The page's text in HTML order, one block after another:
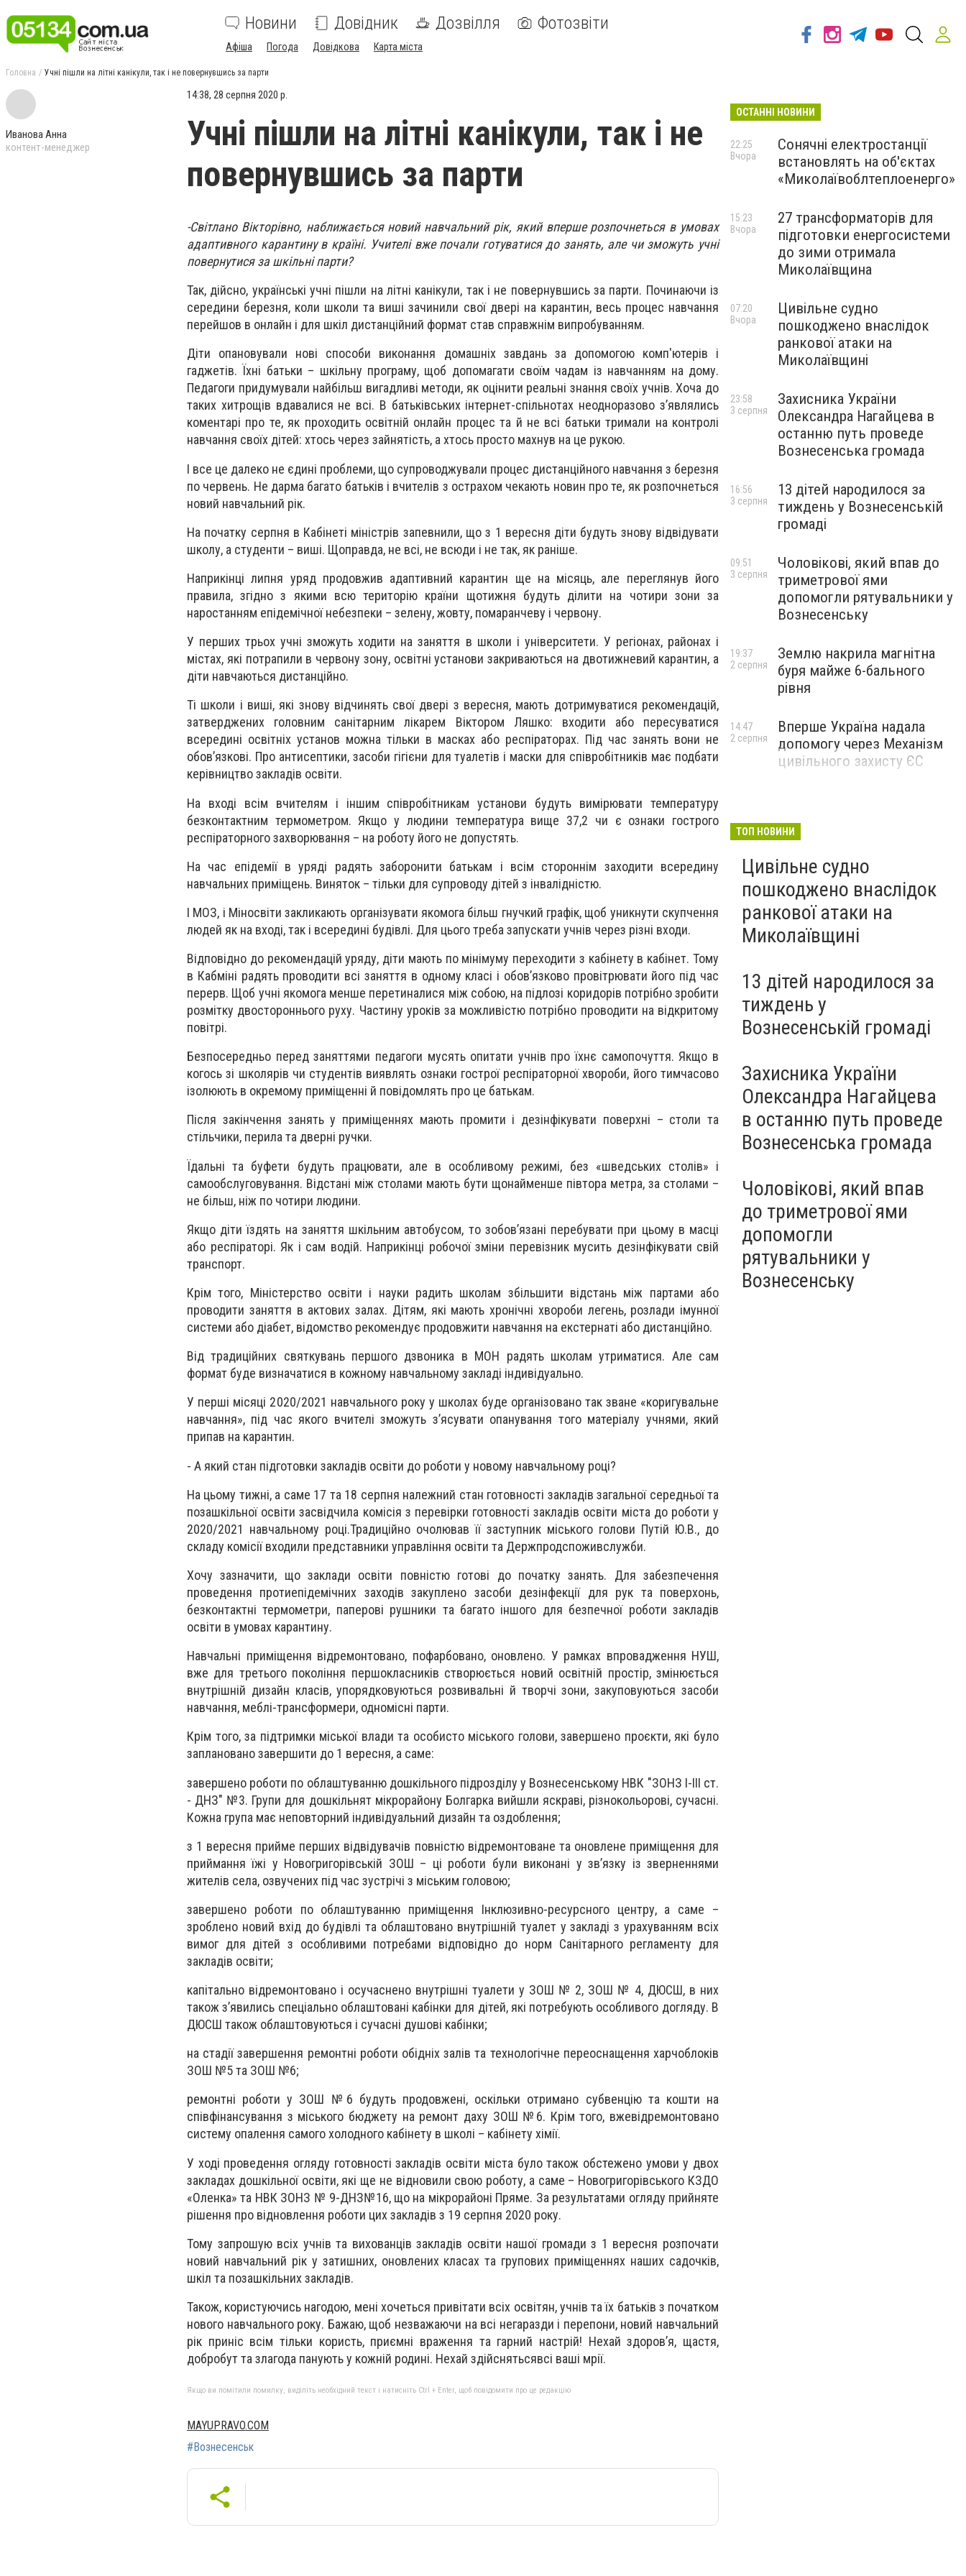
Новини Довідник Дозвілля Фотозвіти
Афіша Погода Довідкова Карта міста
Головна Учні пішли на літні канікули, так і не повернувшись за парти
Иванова Анна
контент-менеджер
14:38, 28 серпня 2020 р.
Учні пішли на літні канікули, так і не
повернувшись за парти
-Світлано Вікторівно, наближається новий навчальний рік, який вперше розпочнеться в умовах
адаптивного карантину в країні. Учителі вже почали готуватися до занять, але чи зможуть учні
повернутися за шкільні парти?
Так, дійсно, українські учні пішли на літні канікули, так і не повернувшись за парти. Починаючи із
середини березня, коли школи та виші зачинили свої двері на карантин, весь процес навчання
перейшов в онлайн і для шкіл дистанційний формат став справжнім випробуванням.
Діти опановували нові способи виконання домашніх завдань за допомогою комп'ютерів і
гаджетів. Їхні батьки – шкільну програму, щоб допомагати своїм чадам із навчанням на дому.
Педагоги придумували найбільш вигадливі методи, як оцінити реальні знання своїх учнів. Хоча до
таких хитрощів вдавалися не всі. В батьківських інтернет-спільнотах неодноразово з’являлись
коментарі про те, як проходить освітній онлайн процес та й не всі батьки тримали на контролі
навчання своїх дітей: хтось через зайнятість, а хтось просто махнув на це рукою.
І все це далеко не єдині проблеми, що супроводжували процес дистанційного навчання з березня
по червень. Не дарма багато батьків і вчителів з острахом чекають новин про те, як розпочнеться
новий навчальний рік.
На початку серпня в Кабінеті міністрів запевнили, що з 1 вересня діти будуть знову відвідувати
школу, а студенти – виші. Щоправда, не всі, не всюди і не так, як раніше.
Наприкінці липня уряд продовжив адаптивний карантин ще на місяць, але переглянув його
правила, згідно з якими всю територію країни щотижня будуть ділити на чотири зони за
наростанням епідемічної небезпеки – зелену, жовту, помаранчеву і червону.
У перших трьох учні зможуть ходити на заняття в школи і університети. У регіонах, районах і
містах, які потрапили в червону зону, освітні установи закриваються на двотижневий карантин, а
діти навчаються дистанційно.
Ті школи і виші, які знову відчинять свої двері з вересня, мають дотримуватися рекомендацій,
затверджених головним санітарним лікарем Віктором Ляшко: входити або пересуватися
всередині освітніх установ можна тільки в масках або респіраторах. Під час занять вони не
обов’язкові. Про антисептики, засоби гігієни для туалетів і маски для співробітників має подбати
керівництво закладів освіти.
На вході всім вчителям і іншим співробітникам установи будуть вимірювати температуру
безконтактним термометром. Якщо у людини температура вище 37,2 чи є ознаки гострого
респіраторного захворювання – на роботу його не допустять.
На час епідемії в уряді радять заборонити батькам і всім стороннім заходити всередину
навчальних приміщень. Виняток – тільки для супроводу дітей з інвалідністю.
І МОЗ, і Міносвіти закликають організувати якомога більш гнучкий графік, щоб уникнути скупчення
людей як на вході, так і всередині будівлі. Для цього треба запускати учнів через різні входи.
Відповідно до рекомендацій уряду, діти мають по мінімуму переходити з кабінету в кабінет. Тому
в Кабміні радять проводити всі заняття в одному класі і обов’язково провітрювати його під час
перерв. Щоб учні якомога менше перетиналися між собою, на підлозі коридорів потрібно зробити
розмітку двостороннього руху. Частину уроків за можливістю потрібно проводити на відкритому
повітрі.
Безпосередньо перед заняттями педагоги мусять опитати учнів про їхнє самопочуття. Якщо в
когось зі школярів чи студентів виявлять ознаки гострої респіраторної хвороби, його тимчасово
ізолюють в окремому приміщенні й повідомлять про це батькам.
Після закінчення занять у приміщеннях мають промити і дезінфікувати поверхні – столи та
стільчики, перила та дверні ручки.
Їдальні та буфети будуть працювати, але в особливому режимі, без «шведських столів» і
самообслуговування. Відстані між столами мають бути щонайменше півтора метра, за столами –
не більш, ніж по чотири людини.
Якщо діти їздять на заняття шкільним автобусом, то зобов’язані перебувати при цьому в масці
або респіраторі. Як і сам водій. Наприкінці робочої зміни перевізник мусить дезінфікувати свій
транспорт.
Крім того, Міністерство освіти і науки радить школам збільшити відстань між партами або
проводити заняття в актових залах. Дітям, які мають хронічні хвороби легень, розлади імунної
системи або діабет, відомство рекомендує продовжити навчання на екстернаті або дистанційно.
Від традиційних святкувань першого дзвоника в МОН радять школам утриматися. Але сам
формат буде визначатися в кожному навчальному закладі індивідуально.
У перші місяці 2020/2021 навчального року у школах буде організовано так зване «коригувальне
навчання», під час якого вчителі зможуть з’ясувати опанування того матеріалу учнями, який
припав на карантин.
- А який стан підготовки закладів освіти до роботи у новому навчальному році?
На цьому тижні, а саме 17 та 18 серпня належний стан готовності закладів загальної середньої та
позашкільної освіти засвідчила комісія з перевірки готовності закладів освіти міста до роботи у
2020/2021 навчальному році.Традиційно очолював її заступник міського голови Путій Ю.В., до
складу комісії входили представники управління освіти та Держпродспоживслужби.
Хочу зазначити, що заклади освіти повністю готові до початку занять. Для забезпечення
проведення протиепідемічних заходів закуплено засоби дезінфекції для рук та поверхонь,
безконтактні термометри, паперові рушники та багато іншого для безпечної роботи закладів
освіти в умовах карантину.
Навчальні приміщення відремонтовано, пофарбовано, оновлено. У рамках впровадження НУШ,
вже для третього покоління першокласників створюється новий освітній простір, змінюється
внутрішній дизайн класів, упорядковуються розвивальні й творчі зони, закуповуються засоби
навчання, меблі-трансформери, одномісні парти.
Крім того, за підтримки міської влади та особисто міського голови, завершено проєкти, які було
заплановано завершити до 1 вересня, а саме:
завершено роботи по облаштуванню дошкільного підрозділу у Вознесенському НВК "ЗОНЗ І-ІІІ ст.
- ДНЗ" №3. Групи для дошкільнят мікрорайону Болгарка вийшли яскраві, різнокольорові, сучасні.
Кожна група має неповторний індивідуальний дизайн та оздоблення;
з 1 вересня прийме перших відвідувачів повністю відремонтоване та оновлене приміщення для
приймання їжі у Новогригорівській ЗОШ – ці роботи були виконані у зв’язку із зверненнями
жителів села, озвучених під час зустрічі з міським головою;
завершено роботи по облаштуванню приміщення Інклюзивно-ресурсного центру, а саме –
зроблено новий вхід до будівлі та облаштовано внутрішній туалет у закладі з урахуванням всіх
вимог для дітей з особливими потребами відповідно до норм Санітарного регламенту для
закладів освіти;
капітально відремонтовано і осучаснено внутрішні туалети у ЗОШ № 2, ЗОШ № 4, ДЮСШ, в них
також з’явились спеціально облаштовані кабінки для дітей, які потребують особливого догляду. В
ДЮСШ також облаштовуються і сучасні душові кабінки;
на стадії завершення ремонтні роботи обідніх залів та технологічне переоснащення харчоблоків
ЗОШ №5 та ЗОШ №6;
ремонтні роботи у ЗОШ №6 будуть продовжені, оскільки отримано субвенцію та кошти на
співфінансування з міського бюджету на ремонт даху ЗОШ №6. Крім того, вжевідремонтовано
систему опалення самого холодного кабінету в школі – кабінету хімії.
У ході проведення огляду готовності закладів освіти міста було також обстежено умови у двох
закладах дошкільної освіти, які ще не відновили свою роботу, а саме – Новогригорівського КЗДО
«Оленка» та НВК ЗОНЗ № 9-ДНЗ№16, що на мікрорайоні Пряме. За результатами огляду прийняте
рішення про відновлення роботи цих закладів з 19 серпня 2020 року.
Тому запрошую всіх учнів та вихованців закладів освіти нашої громади з 1 вересня розпочати
новий навчальний рік у затишних, оновлених класах та групових приміщеннях наших садочків,
шкіл та позашкільних закладів.
Також, користуючись нагодою, мені хочеться привітати всіх освітян, учнів та їх батьків з початком
нового навчального року. Бажаю, щоб незважаючи на всі негаразди і перепони, новий навчальний
рік приніс всім тільки користь, приємні враження та гарний настрій! Нехай здоров’я, щастя,
добробут та злагода панують у кожній родині. Нехай здійснятьсявсі ваші мрії.
Якщо ви помітили помилку, виділіть необхідний текст і натисніть Ctrl + Enter, щоб повідомити про це редакцію
MAYUPRAVO.COM
#Вознесенськ
ОСТАННІ НОВИНИ
Сонячні електростанції
встановлять на об'єктах
«Миколаївоблтеплоенерго»
22:25
Вчора
27 трансформаторів для
підготовки енергосистеми
до зими отримала
Миколаївщина
15:23
Вчора
Цивільне судно
пошкоджено внаслідок
ранкової атаки на
Миколаївщині
07:20
Вчора
Захисника України
Олександра Нагайцева в
останню путь проведе
Вознесенська громада
23:58
3 серпня
13 дітей народилося за
тиждень у Вознесенській
громаді
16:56
3 серпня
Чоловікові, який впав до
триметрової ями
допомогли рятувальники у
Вознесенську
09:51
3 серпня
Землю накрила магнітна
буря майже 6-бального
рівня
19:37
2 серпня
Вперше Україна надала
допомогу через Механізм
цивільного захисту ЄС
14:47
2 серпня
ТОП НОВИНИ
Цивільне судно
пошкоджено внаслідок
ранкової атаки на
Миколаївщині
13 дітей народилося за
тиждень у
Вознесенській громаді
Захисника України
Олександра Нагайцева
в останню путь проведе
Вознесенська громада
Чоловікові, який впав
до триметрової ями
допомогли
рятувальники у
Вознесенську